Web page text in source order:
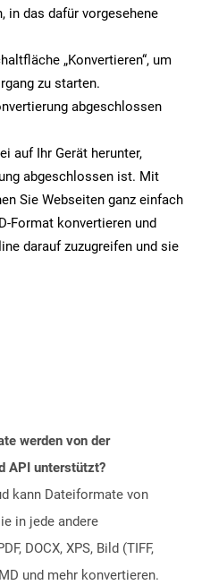
in das dafür vorgesehene
„Konvertieren“, um
zu starten.
abgeschlossen
auf Ihr Gerät herunter,
abgeschlossen ist. Mit
Sie Webseiten ganz einfach
Format konvertieren und
darauf zuzugreifen und sie
werden von der
API unterstützt?
kann Dateiformate von
in jede andere
DOCX, XPS, Bild (TIFF,
und mehr konvertieren.